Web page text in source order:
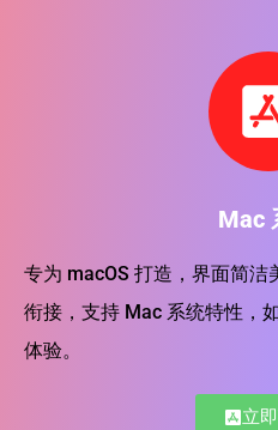
Mac
专为 macOS 打造，界面简
衔接，支持 Mac 系统特性，
体验。
立